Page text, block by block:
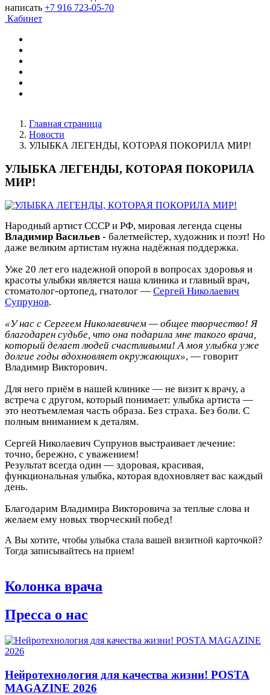
написать +7 916 723-05-70
Кабинет
Главная страница
Новости
УЛЫБКА ЛЕГЕНДЫ, КОТОРАЯ ПОКОРИЛА МИР!
УЛЫБКА ЛЕГЕНДЫ, КОТОРАЯ ПОКОРИЛА
МИР!
Народный артист СССР и РФ, мировая легенда сцены
Владимир Васильев - балетмейстер, художник и поэт! Но
даже великим артистам нужна надёжная поддержка.
Уже 20 лет его надежной опорой в вопросах здоровья и
красоты улыбки является наша клиника и главный врач,
стоматолог-ортопед, гнатолог — Сергей Николаевич
Супрунов.
«У нас с Сергеем Николаевичем — общее творчество! Я
благодарен судьбе, что она подарила мне такого врача,
который делает людей счастливыми! А моя улыбка уже
долгие годы вдохновляет окружающих», — говорит
Владимир Викторович.
Для него приём в нашей клинике — не визит к врачу, а
встреча с другом, который понимает: улыбка артиста —
это неотъемлемая часть образа. Без страха. Без боли. С
полным вниманием к деталям.
Сергей Николаевич Супрунов выстраивает лечение:
точно, бережно, с уважением!
Результат всегда один — здоровая, красивая,
функциональная улыбка, которая вдохновляет вас каждый
день.
Благодарим Владимира Викторовича за теплые слова и
желаем ему новых творческий побед!
А Вы хотите, чтобы улыбка стала вашей визитной карточкой?
Тогда записывайтесь на прием!
Колонка врача
Пресса о нас
Нейротехнология для качества жизни! POSTA
MAGAZINE 2026